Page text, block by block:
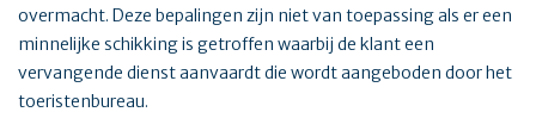
overmacht. Deze bepalingen zijn niet van toepassing als er een
minnelijke schikking is getroffen waarbij de klant een
vervangende dienst aanvaardt die wordt aangeboden door het
toeristenbureau.